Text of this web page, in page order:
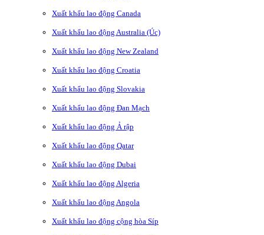
Xuất khẩu lao động Canada
Xuất khẩu lao động Australia (Úc)
Xuất khẩu lao động New Zealand
Xuất khẩu lao động Croatia
Xuất khẩu lao động Slovakia
Xuất khẩu lao động Đan Mạch
Xuất khẩu lao động Ả rập
Xuất khẩu lao động Qatar
Xuất khẩu lao động Dubai
Xuất khẩu lao động Algeria
Xuất khẩu lao động Angola
Xuất khẩu lao động cộng hòa Síp